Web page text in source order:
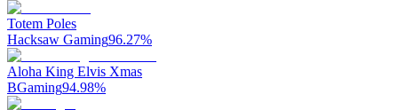
Totem Poles
Hacksaw Gaming96.27%
Aloha King Elvis Xmas
BGaming94.98%